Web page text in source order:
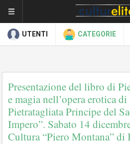
UTENTI CATEGORIE
Presentazione del libro di
e magia nell’opera erotica
Pietratagliata Principe del
Impero”. Sabato 14
Cultura “Piero Montana” di